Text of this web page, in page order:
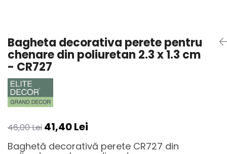
Seturi complete pilastri
Profile decorative din polimer
rigid
Brauri decorative din polimer rigid
si coltare
Cornise decorative din polimer
Plinte decorative din polimer rigid
Rozete decorative
Bagheta decorativa perete pentru
chenare din poliuretan 2.3 x 1.3 cm
- CR727
46,00 Lei 41,40 Lei
Baghetă decorativă perete CR727 din